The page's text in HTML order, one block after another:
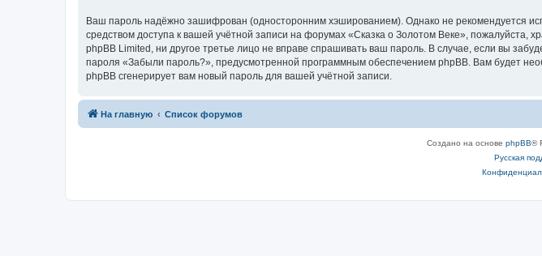
Ваш пароль надёжно зашифрован (односторонним хэшированием). Однако не рекомендуется
средством доступа к вашей учётной записи на форумах «Сказка о Золотом Веке», пожалуйста,
phpBB Limited, ни другое третье лицо не вправе спрашивать ваш пароль. В случае, если вы
пароля «Забыли пароль?», предусмотренной программным обеспечением phpBB. Вам будет
phpBB сгенерирует вам новый пароль для вашей учётной записи.
На главную Список форумов
Создано на основе phpBB®
Русская